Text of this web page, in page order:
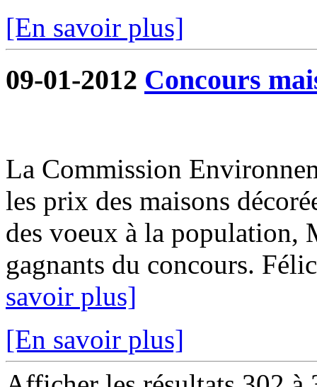
[En savoir plus]
09-01-2012 Concours
La Commission
les prix des maisons
des voeux à la population,
gagnants du concours.
savoir plus]
[En savoir plus]